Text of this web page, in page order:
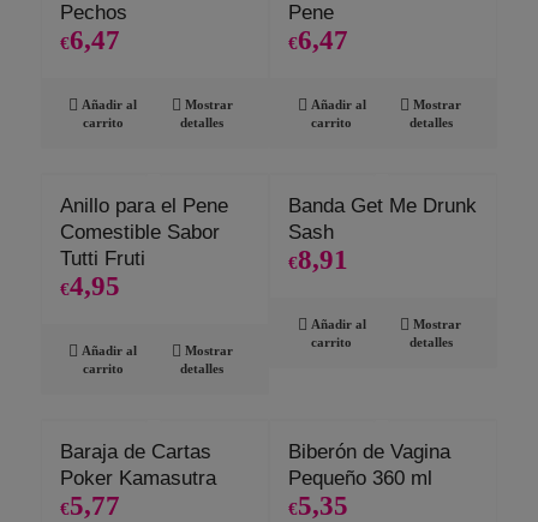
Pechos
€6,47
Añadir al
carrito
Mostrar
detalles
Pene
€6,47
Añadir al
carrito
Mostrar
detalles
Anillo para el Pene
Comestible Sabor
Tutti Fruti
€4,95
Añadir al
carrito
Mostrar
detalles
Banda Get Me Drunk
Sash
€8,91
Añadir al
carrito
Mostrar
detalles
Baraja de Cartas
Poker Kamasutra
€5,77
Biberón de Vagina
Pequeño 360 ml
€5,35